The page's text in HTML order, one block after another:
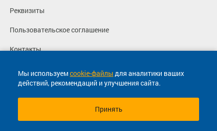
Мы используемcookie-файлы для аналитики ваших
действий, рекомендаций и улучшения сайта.
Принять
Реквизиты
Пользовательское соглашение
Контакты
Политика конфиденциальности
Перевозчикам
© 2013-2026, ООО "Капитал"- Онлайн сервис продажи